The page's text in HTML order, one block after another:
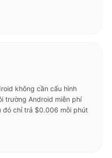
không cần cấu hình
trường Android miễn phí
đó chỉ trả $0.006 mỗi phút